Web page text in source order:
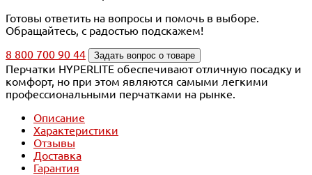
Готовы ответить на вопросы и помочь в выборе.
Обращайтесь, с радостью подскажем!
8 800 700 90 44
Задать вопрос о товаре
Перчатки HYPERLITE обеспечивают отличную посадку и
комфорт, но при этом являются самыми легкими
профессиональными перчатками на рынке.
Описание
Характеристики
Отзывы
Доставка
Гарантия